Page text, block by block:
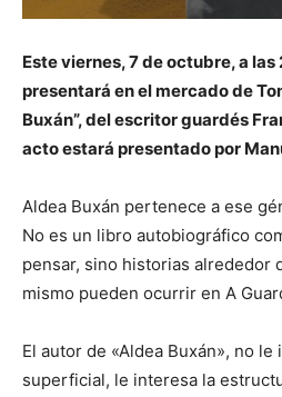
Este viernes, 7 de octubre, a las
presentará en el mercado de
Buxán”, del escritor guardés
acto estará presentado por
Aldea Buxán pertenece a ese
No es un libro autobiográfico
pensar, sino historias alrededor
mismo pueden ocurrir en A
El autor de «Aldea Buxán», no
superficial, le interesa la